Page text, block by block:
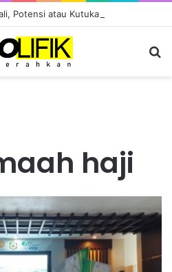
haji